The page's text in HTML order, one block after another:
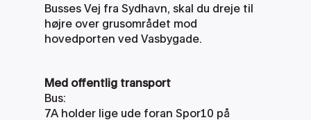
Busses Vej fra Sydhavn, skal du dreje til
højre over grusområdet mod
hovedporten ved Vasbygade.
Med offentlig transport
Bus:
7A holder lige ude foran Spor10 på